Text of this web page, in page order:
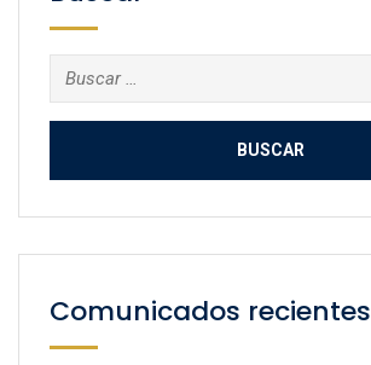
Buscar:
Comunicados recientes